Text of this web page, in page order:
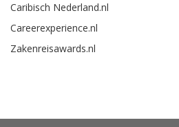
Caribisch Nederland.nl
Careerexperience.nl
Zakenreisawards.nl